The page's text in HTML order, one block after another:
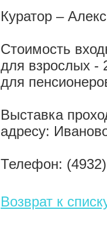
Куратор –
Стоимость
для взрослых -
для
Выставка
адресу:
Телефон:
Возврат к